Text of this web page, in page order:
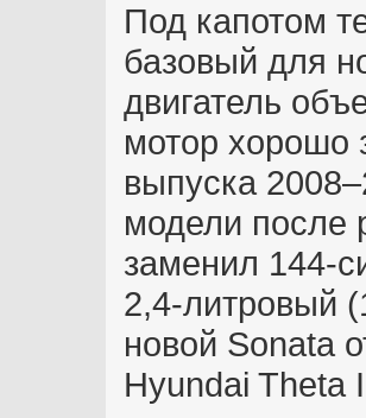
Под капотом
базовый для
двигатель
мотор хорошо
выпуска
модели после
заменил 144-
2,4-литровый
новой Sonata
Hyundai Theta